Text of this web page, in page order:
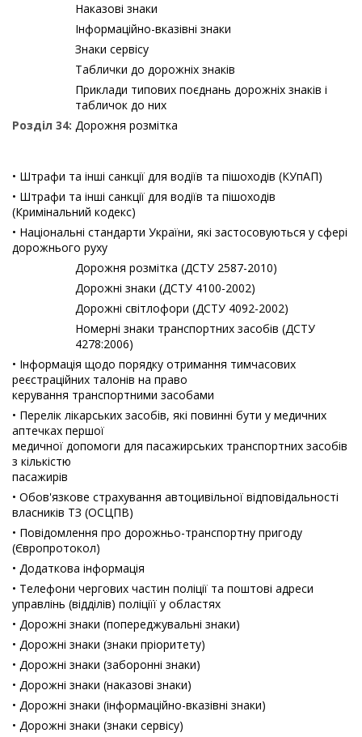
Наказові знаки
Інформаційно-вказівні знаки
Знаки сервісу
Таблички до дорожніх знаків
Приклади типових поєднань дорожніх знаків і
табличок до них
Розділ 34: Дорожня розмітка
• Штрафи та інші санкції для водіїв та пішоходів (КУпАП)
• Штрафи та інші санкції для водіїв та пішоходів
(Кримінальний кодекс)
• Національні стандарти України, які застосовуються у сфері
дорожнього руху
Дорожня розмітка (ДСТУ 2587-2010)
Дорожні знаки (ДСТУ 4100-2002)
Дорожні світлофори (ДСТУ 4092-2002)
Номерні знаки транспортних засобів (ДСТУ
4278:2006)
• Інформація щодо порядку отримання тимчасових
реєстраційних талонів на право
керування транспортними засобами
• Перелік лікарських засобів, які повинні бути у медичних
аптечках першої
медичної допомоги для пасажирських транспортних засобів
з кількістю
пасажирів
• Обов'язкове страхування автоцивільної відповідальності
власників ТЗ (ОСЦПВ)
• Повiдомлення про дорожньо-транспортну пригоду
(Європротокол)
• Додаткова інформація
• Телефони чергових частин поліції та поштові адреси
управлінь (відділів) поліціїї у областях
• Дорожні знаки (попереджувальні знаки)
• Дорожні знаки (знаки пріоритету)
• Дорожні знаки (заборонні знаки)
• Дорожні знаки (наказові знаки)
• Дорожні знаки (інформаційно-вказівні знаки)
• Дорожні знаки (знаки сервісу)